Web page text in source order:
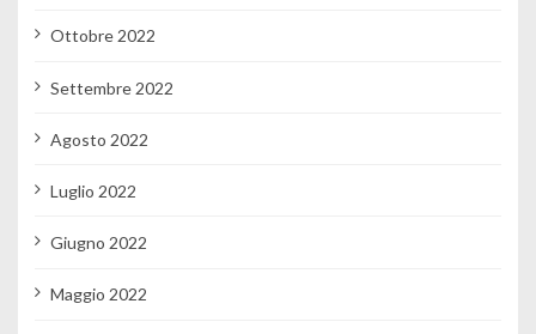
Ottobre 2022
Settembre 2022
Agosto 2022
Luglio 2022
Giugno 2022
Maggio 2022